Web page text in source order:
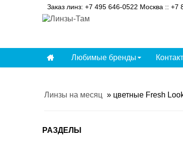
Заказ линз: +7 495 646-0522 Москва :: +7
Любимые бренды
Линзы на месяц » цветные Fresh
РАЗДЕЛЫ